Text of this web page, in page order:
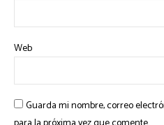
Web
Guarda mi nombre, correo